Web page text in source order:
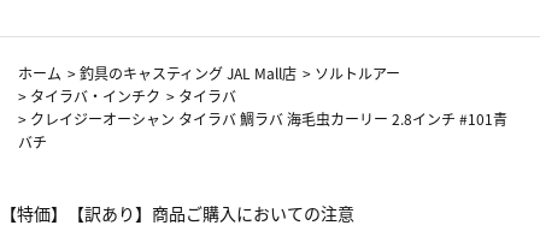
ホーム >釣具のキャスティング JAL Mall店 > ソルトルアー
> タイラバ・インチク > タイラバ
> クレイジーオーシャン タイラバ 鯛ラバ 海毛虫カーリー 2.8インチ #101青
バチ
【特価】【訳あり】商品ご購入においての注意